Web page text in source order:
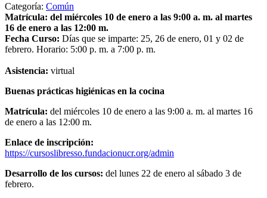
Categoría: Común
Matrícula: del miércoles 10 de enero a las 9:00 a. m. al martes
16 de enero a las 12:00 m.
Fecha Curso: Días que se imparte: 25, 26 de enero, 01 y 02 de
febrero. Horario: 5:00 p. m. a 7:00 p. m.
Asistencia: virtual
Buenas prácticas higiénicas en la cocina
Matrícula: del miércoles 10 de enero a las 9:00 a. m. al martes 16
de enero a las 12:00 m.
Enlace de inscripción:
https://cursoslibresso.fundacionucr.org/admin
Desarrollo de los cursos: del lunes 22 de enero al sábado 3 de
febrero.